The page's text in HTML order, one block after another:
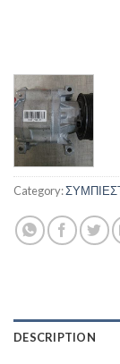
Category:
DESCRIPTION